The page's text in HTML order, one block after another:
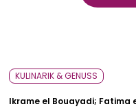
KULINARIK & GENUSS
Ikrame el Bouayadi; Fatima